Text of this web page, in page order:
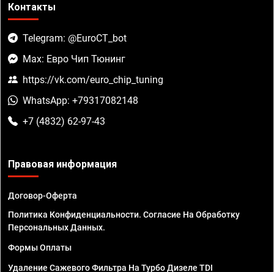
Контакты
Telegram: @EuroCT_bot
Max: Евро Чип Тюнинг
https://vk.com/euro_chip_tuning
WhatsApp: +79317082148
+7 (4832) 62-97-43
Правовая информация
Договор-Оферта
Политика Конфиденциальности. Согласие На Обработку
Персональных Данных.
Формы Оплаты
Удаление Сажевого Фильтра На Турбо Дизеле TDI